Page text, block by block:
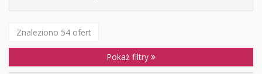
Znaleziono 54 ofert
Pokaż filtry